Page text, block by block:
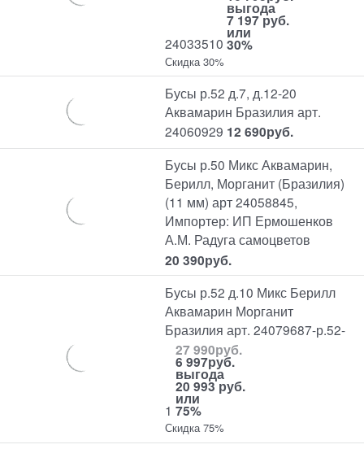
24033510
выгода
7 197 руб.
или
30%
Скидка 30%
Бусы р.52 д.7, д.12-20
Аквамарин Бразилия арт.
24060929 12 690руб.
Бусы р.50 Микс Аквамарин,
Берилл, Морганит (Бразилия)
(11 мм) арт 24058845,
Импортер: ИП Ермошенков
А.М. Радуга самоцветов
20 390руб.
Бусы р.52 д.10 Микс Берилл
Аквамарин Морганит
Бразилия арт. 24079687-р.52-
1
27 990руб.
6 997руб.
выгода
20 993 руб.
или
75%
Скидка 75%